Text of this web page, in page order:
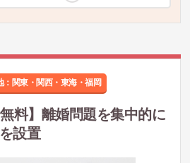
： 関東・関西・東海・福岡
無料】離婚問題を集中的に
設置